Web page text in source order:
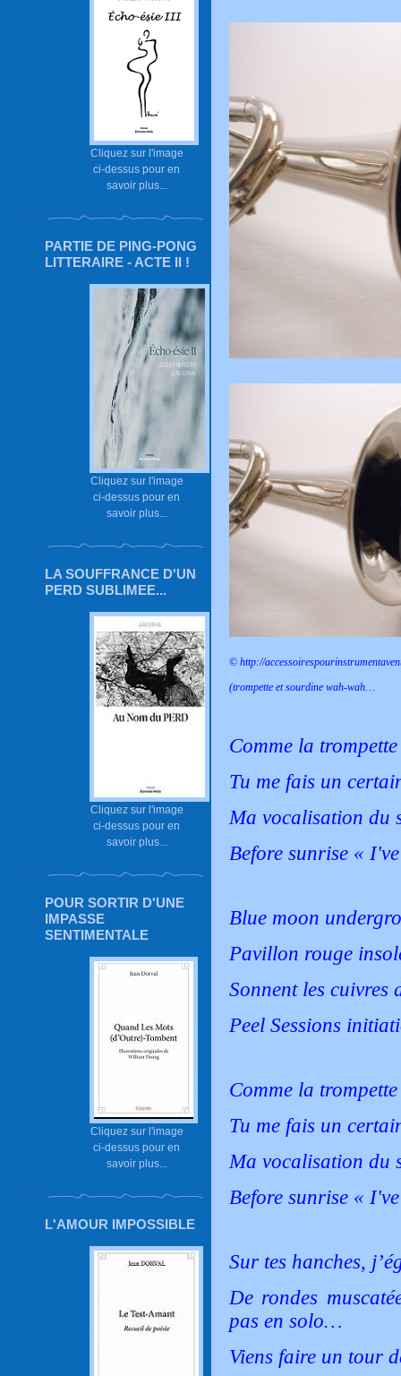
Cliquez sur l'image
ci-dessus pour en
savoir plus...
PARTIE DE PING-PONG
LITTERAIRE - ACTE II !
Cliquez sur l'image
ci-dessus pour en
savoir plus...
LA SOUFFRANCE D'UN
PERD SUBLIMEE...
Cliquez sur l'image
ci-dessus pour en
savoir plus...
POUR SORTIR D'UNE
IMPASSE
SENTIMENTALE
Cliquez sur l'image
ci-dessus pour en
savoir plus...
L'AMOUR IMPOSSIBLE
© http://
(trompette et sourdine wah-wah…
Comme la
Tu me fais un
Ma vocalisation du
Before sunrise «
Blue moon
Pavillon rouge
Sonnent les cuivres
Peel Sessions
Comme la
Tu me fais un
Ma vocalisation du
Before sunrise «
Sur tes hanches,
De rondes
pas en solo…
Viens faire un tour